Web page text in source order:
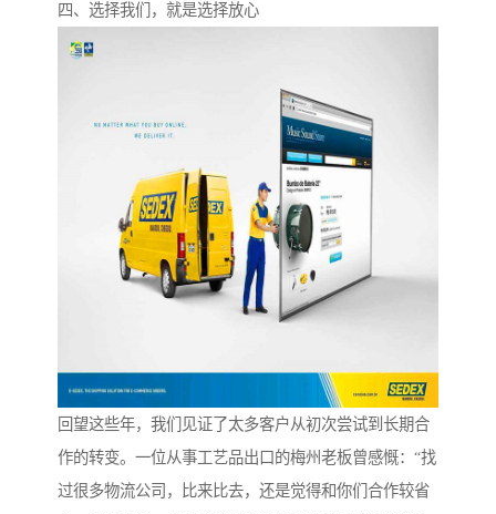
四、选择我们，就是选择放心
回望这些年，我们见证了太多客户从初次尝试到长期合
作的转变。一位从事工艺品出口的梅州老板曾感慨：“找
过很多物流公司，比来比去，还是觉得和你们合作较省